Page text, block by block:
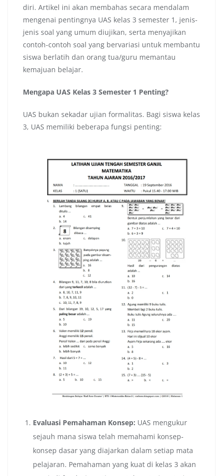
diri. Artikel ini akan membahas secara mendalam
mengenai pentingnya UAS kelas 3 semester 1, jenis-
jenis soal yang umum diujikan, serta menyajikan
contoh-contoh soal yang bervariasi untuk membantu
siswa berlatih dan orang tua/guru memantau
kemajuan belajar.
Mengapa UAS Kelas 3 Semester 1 Penting?
UAS bukan sekadar ujian formalitas. Bagi siswa kelas
3, UAS memiliki beberapa fungsi penting:
Evaluasi Pemahaman Konsep: UAS mengukur
sejauh mana siswa telah memahami konsep-
konsep dasar yang diajarkan dalam setiap mata
pelajaran. Pemahaman yang kuat di kelas 3 akan